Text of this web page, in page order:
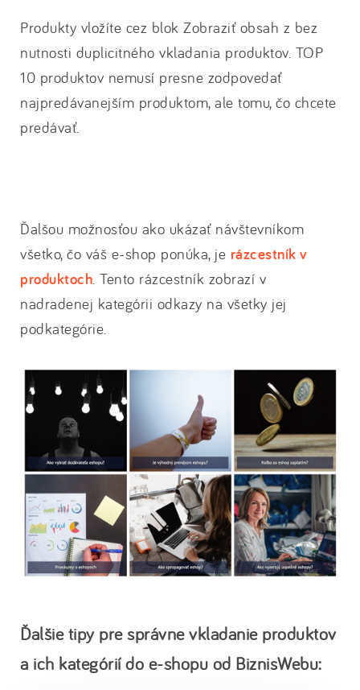
Produkty vložíte cez blok Zobraziť obsah z bez
nutnosti duplicitného vkladania produktov. TOP
10 produktov nemusí presne zodpovedať
najpredávanejším produktom, ale tomu, čo chcete
predávať.
Ďalšou možnosťou ako ukázať návštevníkom
všetko, čo váš e-shop ponúka, je rázcestník v
produktoch. Tento rázcestník zobrazí v
nadradenej kategórii odkazy na všetky jej
podkategórie.
Ďalšie tipy pre správne vkladanie produktov
a ich kategórií do e-shopu od BiznisWebu: